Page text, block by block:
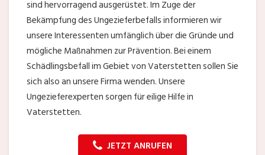
sind hervorragend ausgerüstet. Im Zuge der
Bekämpfung des Ungezieferbefalls informieren wir
unsere Interessenten umfänglich über die Gründe und
mögliche Maßnahmen zur Prävention. Bei einem
Schädlingsbefall im Gebiet von Vaterstetten sollen Sie
sich also an unsere Firma wenden. Unsere
Ungezieferexperten sorgen für eilige Hilfe in
Vaterstetten.
JETZT ANRUFEN